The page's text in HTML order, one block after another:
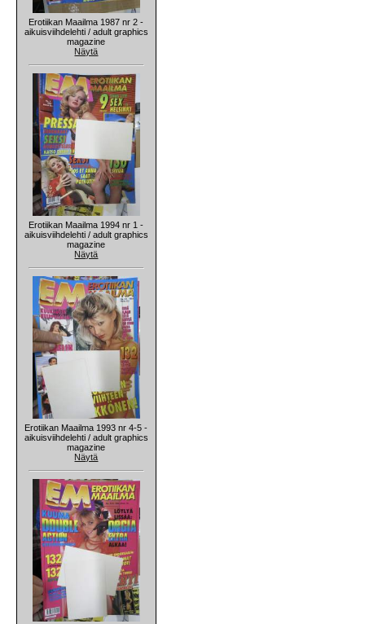
Erotiikan Maailma 1987 nr 2 -
aikuisviihdelehti / adult graphics
magazine
Näytä
Erotiikan Maailma 1994 nr 1 -
aikuisviihdelehti / adult graphics
magazine
Näytä
Erotiikan Maailma 1993 nr 4-5 -
aikuisviihdelehti / adult graphics
magazine
Näytä